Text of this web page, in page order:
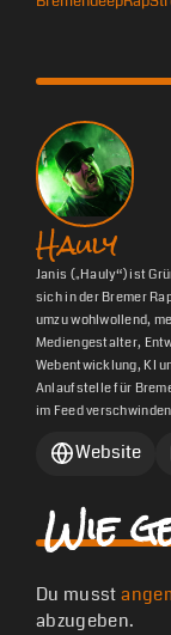
Hauly
Janis („Hauly“) ist
sich in der Bremer
umzu wohlwollend,
Mediengestalter,
Webentwicklung, KI
Anlaufstelle für
im Feed
Website
Wie
Du musst
abzugeben.